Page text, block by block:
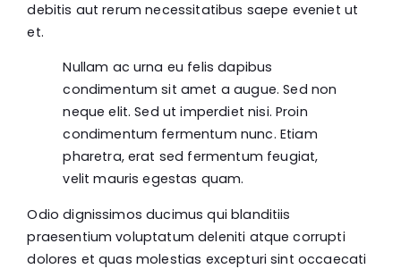
debitis aut rerum necessitatibus saepe eveniet ut
et.
Nullam ac urna eu felis dapibus
condimentum sit amet a augue. Sed non
neque elit. Sed ut imperdiet nisi. Proin
condimentum fermentum nunc. Etiam
pharetra, erat sed fermentum feugiat,
velit mauris egestas quam.
Odio dignissimos ducimus qui blanditiis
praesentium voluptatum deleniti atque corrupti
dolores et quas molestias excepturi sint occaecati